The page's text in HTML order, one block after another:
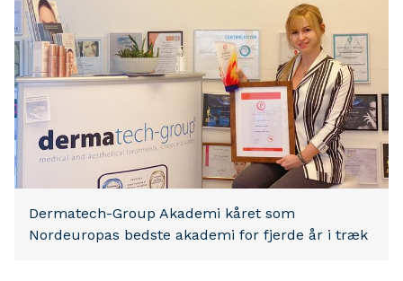
Dermatech-Group Akademi kåret som
Nordeuropas bedste akademi for fjerde år i træk